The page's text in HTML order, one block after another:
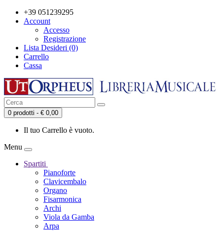
+39 051239295
Account
Accesso
Registrazione
Lista Desideri (0)
Carrello
Cassa
0 prodotti - € 0,00
Il tuo Carrello è vuoto.
Menu
Spartiti
Pianoforte
Clavicembalo
Organo
Fisarmonica
Archi
Viola da Gamba
Arpa